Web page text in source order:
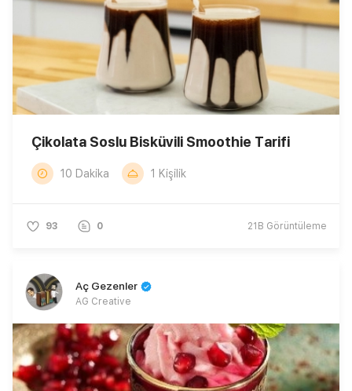
Çikolata Soslu Bisküvili Smoothie Tarifi
10 Dakika 1 Kişilik
93 0 21B Görüntüleme
Aç Gezenler
AG Creative